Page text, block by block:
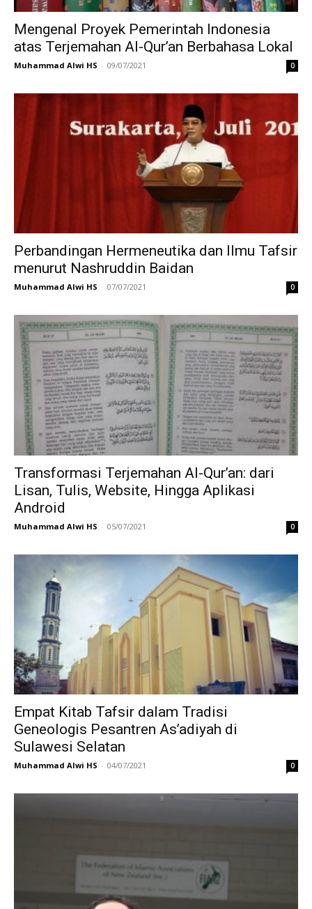
Mengenal Proyek Pemerintah Indonesia
atas Terjemahan Al-Qur’an Berbahasa Lokal
Muhammad Alwi HS - 09/07/2021 0
Perbandingan Hermeneutika dan Ilmu Tafsir
menurut Nashruddin Baidan
Muhammad Alwi HS - 07/07/2021 0
Transformasi Terjemahan Al-Qur’an: dari
Lisan, Tulis, Website, Hingga Aplikasi
Android
Muhammad Alwi HS - 05/07/2021 0
Empat Kitab Tafsir dalam Tradisi
Geneologis Pesantren As’adiyah di
Sulawesi Selatan
Muhammad Alwi HS - 04/07/2021 0